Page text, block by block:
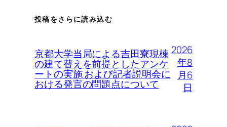
投稿をさらに読み込む
京都大学当局による吉田寮現棟
の建て替えを前提としたアンケ
ートの実施 および記者説明会に
おける発言の問題点について
2026
年8
月6
日